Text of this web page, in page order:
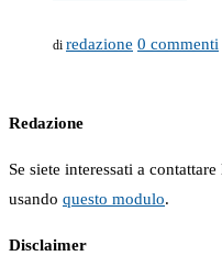
di redazione 0 commenti
Redazione
Se siete interessati a
usando questo modulo.
Disclaimer